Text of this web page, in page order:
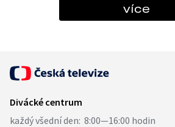
více